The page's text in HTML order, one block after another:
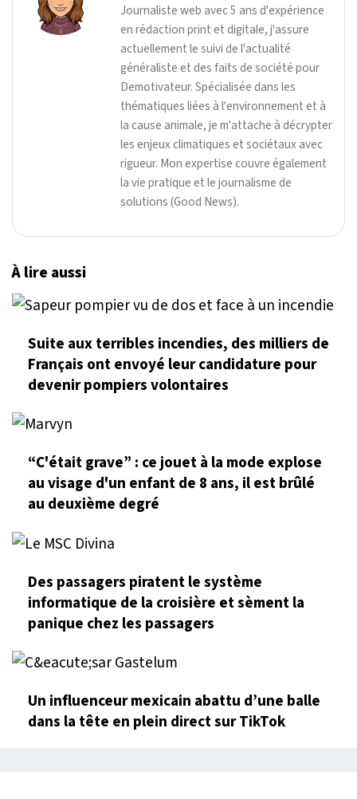
Journaliste web avec 5 ans d'expérience
en rédaction print et digitale, j'assure
actuellement le suivi de l'actualité
généraliste et des faits de société pour
Demotivateur. Spécialisée dans les
thématiques liées à l'environnement et à
la cause animale, je m'attache à décrypter
les enjeux climatiques et sociétaux avec
rigueur. Mon expertise couvre également
la vie pratique et le journalisme de
solutions (Good News).
À lire aussi
Suite aux terribles incendies, des milliers de
Français ont envoyé leur candidature pour
devenir pompiers volontaires
“C'était grave” : ce jouet à la mode explose
au visage d'un enfant de 8 ans, il est brûlé
au deuxième degré
Des passagers piratent le système
informatique de la croisière et sèment la
panique chez les passagers
Un influenceur mexicain abattu d’une balle
dans la tête en plein direct sur TikTok